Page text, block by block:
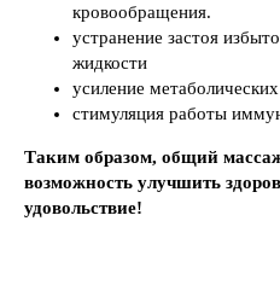
кровообращения.
устранение застоя
жидкости
усиление
стимуляция работы
Таким образом, общий
возможность улучшить
удовольствие!